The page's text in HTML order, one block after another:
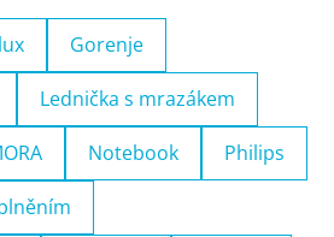
Gorenje
Lednička s mrazákem
Notebook Philips